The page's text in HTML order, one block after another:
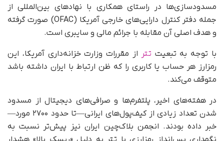
مسدودسازی‌ها در راستای همکاری با نهادهای بین‌المللی از
جمله دفتر کنترل دارایی‌های خارجی آمریکا (OFAC) صورت گرفته
و هدف اصلی آن مقابله با جرائم مالی و سایبری است.
با توجه به تبعیت تتر از مقررات وزارت خزانه‌داری آمریکا، این
رمزارز هر حساب یا کاربری را که ظن ارتباط با ایران داشته باشد
متوقف می‌کند.
در هفته‌های اخیر، پلتفرم‌ها و صرافی‌های دیجیتال از مسدود
شدن تعداد زیادی از کیف‌پول‌های ایرانی—تا حدود ۲۷۰۰ مورد—
خبر داده بودند. انجمن بلاک‌چین ایران نیز پیش‌تر نسبت به